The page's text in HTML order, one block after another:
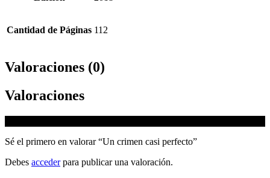
Cantidad de Páginas 112
Valoraciones (0)
Valoraciones
Sé el primero en valorar “Un crimen casi perfecto”
Debes accederpara publicar una valoración.